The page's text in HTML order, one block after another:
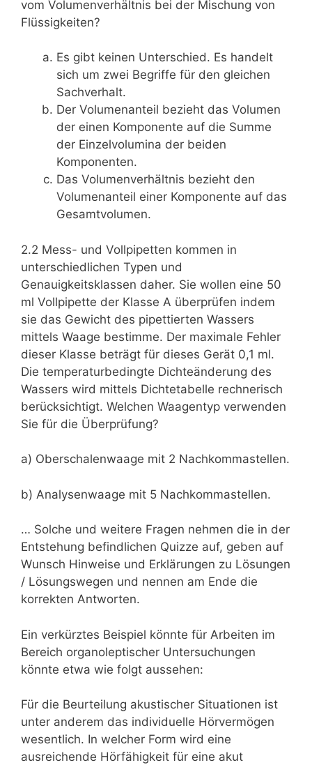
vom Volumenverhältnis bei der Mischung von
Flüssigkeiten?
Es gibt keinen Unterschied. Es handelt
sich um zwei Begriffe für den gleichen
Sachverhalt.
Der Volumenanteil bezieht das Volumen
der einen Komponente auf die Summe
der Einzelvolumina der beiden
Komponenten.
Das Volumenverhältnis bezieht den
Volumenanteil einer Komponente auf das
Gesamtvolumen.
2.2 Mess- und Vollpipetten kommen in
unterschiedlichen Typen und
Genauigkeitsklassen daher. Sie wollen eine 50
ml Vollpipette der Klasse A überprüfen indem
sie das Gewicht des pipettierten Wassers
mittels Waage bestimme. Der maximale Fehler
dieser Klasse beträgt für dieses Gerät 0,1 ml.
Die temperaturbedingte Dichteänderung des
Wassers wird mittels Dichtetabelle rechnerisch
berücksichtigt. Welchen Waagentyp verwenden
Sie für die Überprüfung?
a) Oberschalenwaage mit 2 Nachkommastellen.
b) Analysenwaage mit 5 Nachkommastellen.
… Solche und weitere Fragen nehmen die in der
Entstehung befindlichen Quizze auf, geben auf
Wunsch Hinweise und Erklärungen zu Lösungen
/ Lösungswegen und nennen am Ende die
korrekten Antworten.
Ein verkürztes Beispiel könnte für Arbeiten im
Bereich organoleptischer Untersuchungen
könnte etwa wie folgt aussehen:
Für die Beurteilung akustischer Situationen ist
unter anderem das individuelle Hörvermögen
wesentlich. In welcher Form wird eine
ausreichende Hörfähigkeit für eine akut